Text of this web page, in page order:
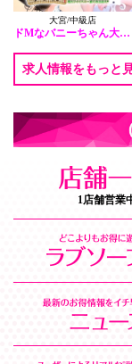
大宮/中級店
ドMなバニーちゃん大宮店
求人情報をもっと
1店舗営業